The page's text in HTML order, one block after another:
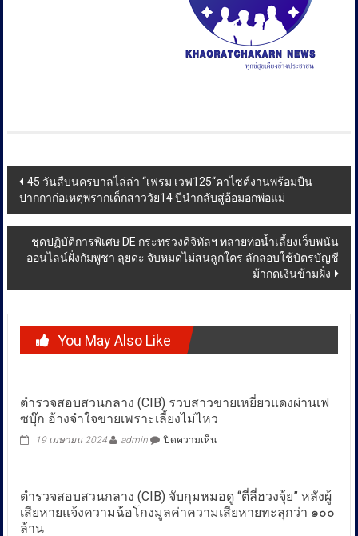
Post
navigation
45 วันสืบนครบาลไล่ล่า “เฟรม เวฟ125“คาไซต์งานพร้อมปืน
ปากกาก่อเหตุพรากเด็กสาววัย14 ปีนำกลับสู่อ้อมอกพ่อแม่
ชุดปฏิบัติการพิเศษ DE กระทรวงดิจิทัลฯ ทลายท่อน้ำเลี้ยงเว็บพนัน
ออนไลน์ฝั่งกัมพูชา ลุยดะ จับหมดไม่สนลูกใคร ลักลอบใช้บัตรบัญชี
ม้ากดเงินข้ามฝั่ง
You May Also Like
ตำรวจสอบสวนกลาง (CIB) รวบสาวขายเหยี่ยวแดงผ่านเฟ
ซบุ๊ก อ้างจำใจขายเพราะเลี้ยงไม่ไหว
19 เมษายน 2024 admin ปิดความเห็นบน
(CIB)
รวบ
ตำรวจสอบสวนกลาง (CIB) จับกุมหมอดู “ตี่ลี่ฮวงจุ้ย” หลังผู้
เสียหายแจ้งความฉ้อโกงมูลค่าความเสียหายทะลุกว่า ๑๐๐
ล้าน